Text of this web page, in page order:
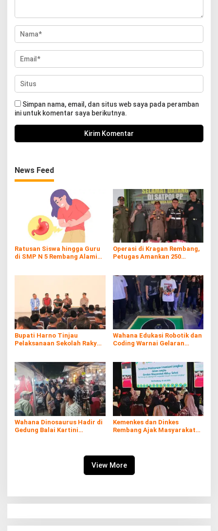
Simpan nama, email, dan situs web saya pada peramban
ini untuk komentar saya berikutnya.
News Feed
Ratusan Siswa hingga Guru
di SMP N 5 Rembang Alami
Operasi di Kragan Rembang,
Petugas Amankan 250
Bupati Harno Tinjau
Pelaksanaan Sekolah Rakyat
Wahana Edukasi Robotik dan
Coding Warnai Gelaran
Wahana Dinosaurus Hadir di
Gedung Balai Kartini
Kemenkes dan Dinkes
Rembang Ajak Masyarakat
View More